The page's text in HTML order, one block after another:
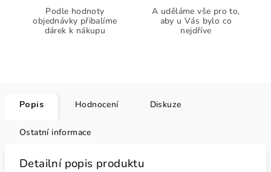
Podle hodnoty
objednávky přibalíme
dárek k nákupu
A uděláme vše pro to,
aby u Vás bylo co
nejdříve
Popis Hodnocení Diskuze
Ostatní informace
Detailní popis produktu